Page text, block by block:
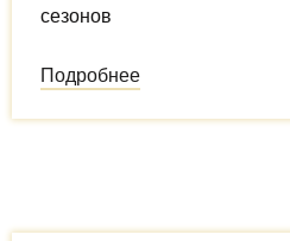
сезонов
Подробнее
мировым